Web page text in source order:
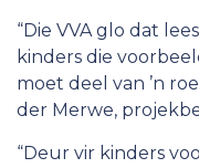
“Die VVA glo dat
kinders die
moet deel van ’n
der Merwe,
“Deur vir kinders